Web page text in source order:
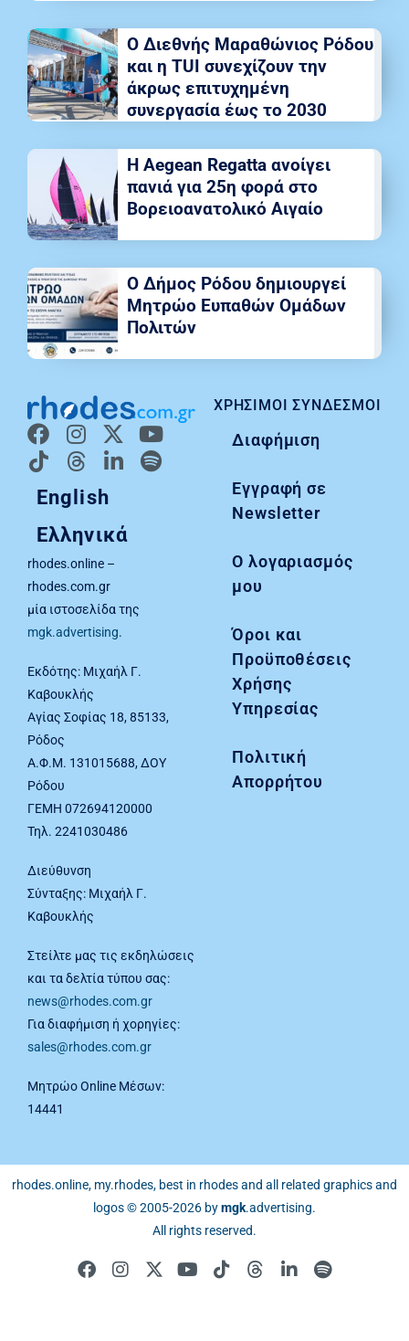
English
Ελληνικά
rhodes.online –
rhodes.com.gr
μία ιστοσελίδα της
mgk.advertising.
Εκδότης: Μιχαήλ Γ.
Καβουκλής
Αγίας Σοφίας 18, 85133,
Ρόδος
Α.Φ.Μ. 131015688, ΔΟΥ
Ρόδου
ΓΕΜΗ 072694120000
Τηλ. 2241030486
Διεύθυνση
Σύνταξης: Μιχαήλ Γ.
Καβουκλής
Στείλτε μας τις εκδηλώσεις
και τα δελτία τύπου σας:
news@rhodes.com.gr
Για διαφήμιση ή χορηγίες:
sales@rhodes.com.gr
Μητρώο Online Μέσων:
14441
ΧΡΉΣΙΜΟΙ ΣΎΝΔΕΣΜΟΙ
Διαφήμιση
Εγγραφή σε
Newsletter
Ο λογαριασμός
μου
Όροι και
Προϋποθέσεις
Χρήσης
Υπηρεσίας
Πολιτική
Απορρήτου
Ο Διεθνής Μαραθώνιος Ρόδου
και η TUI συνεχίζουν την
άκρως επιτυχημένη
συνεργασία έως το 2030
Η Aegean Regatta ανοίγει
πανιά για 25η φορά στο
Βορειοανατολικό Αιγαίο
Ο Δήμος Ρόδου δημιουργεί
Μητρώο Ευπαθών Ομάδων
Πολιτών
rhodes.online, my.rhodes, best in rhodes and all related graphics and
logos © 2005-2026 bymgk.advertising.
All rights reserved.